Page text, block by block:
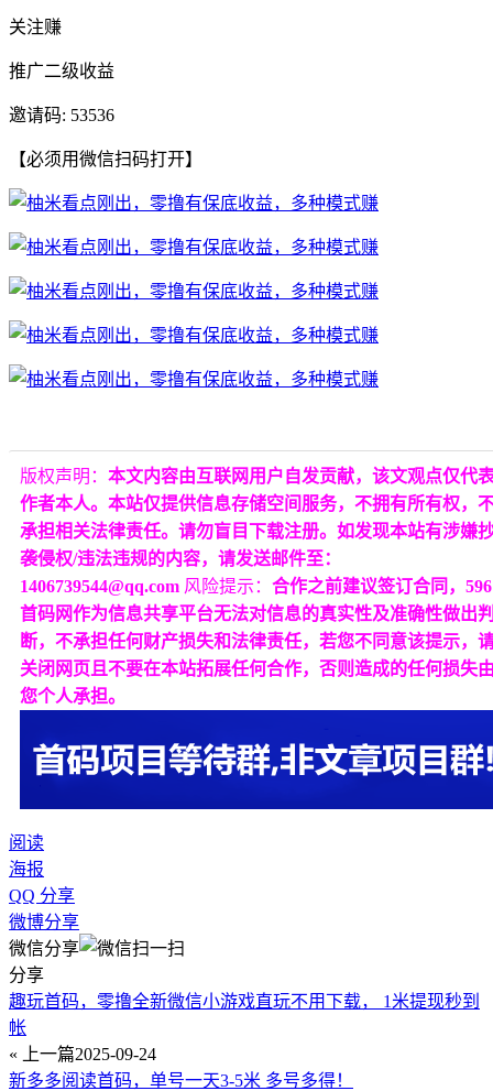
关注赚
推广二级收益
邀请码: 53536
【必须用微信扫码打开】
版权声明： 本文内容由互联网用户自发贡献，该文观点仅代
作者本人。本站仅提供信息存储空间服务，不拥有所有权，
承担相关法律责任。请勿盲目下载注册。如发现本站有涉嫌
袭侵权/违法违规的内容，请发送邮件至：
1406739544@qq.com 风险提示： 合作之前建议签订合同，596
首码网作为信息共享平台无法对信息的真实性及准确性做出
断，不承担任何财产损失和法律责任，若您不同意该提示，
关闭网页且不要在本站拓展任何合作，否则造成的任何损失
您个人承担。
阅读
海报
QQ 分享
微博分享
微信分享
分享
趣玩首码，零撸全新微信小游戏直玩不用下载， 1米提现秒到
帐
« 上一篇2025-09-24
新多多阅读首码，单号一天3-5米 多号多得！